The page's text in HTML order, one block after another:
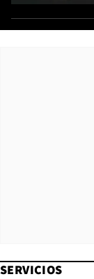
SERVICIOS